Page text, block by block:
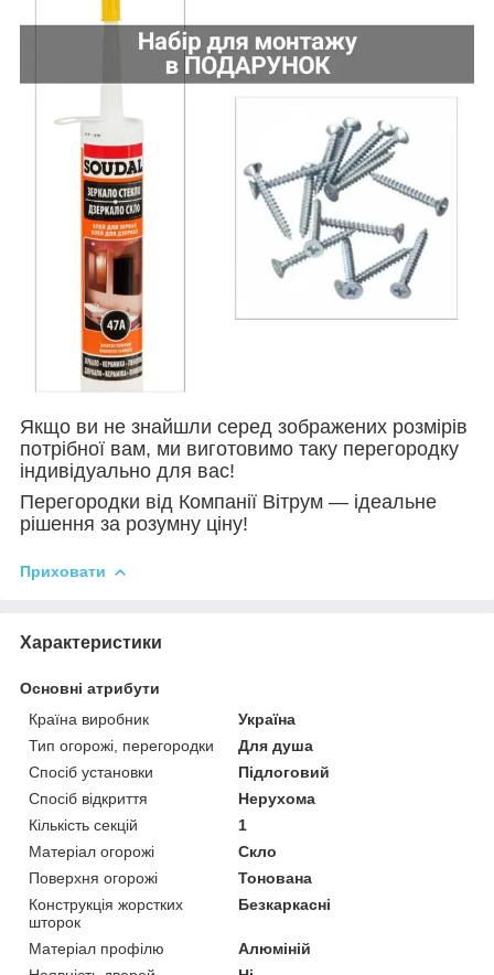
Якщо ви не знайшли серед зображених розмірів
потрібної вам, ми виготовимо таку перегородку
індивідуально для вас!
Перегородки від Компанії Вітрум — ідеальне
рішення за розумну ціну!
Приховати
Характеристики
Основні атрибути
Країна виробник
Україна
Тип огорожі, перегородки
Для душа
Спосіб установки
Підлоговий
Спосіб відкриття
Нерухома
Кількість секцій
1
Матеріал огорожі
Скло
Поверхня огорожі
Тонована
Конструкція жорстких
шторок
Безкаркасні
Матеріал профілю
Алюміній